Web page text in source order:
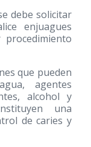
debe solicitar
enjuagues
que pueden
agentes
alcohol y
una
de caries y